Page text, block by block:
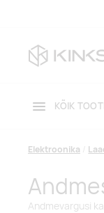
KÕIK
Elektroonika
Andmevargusi